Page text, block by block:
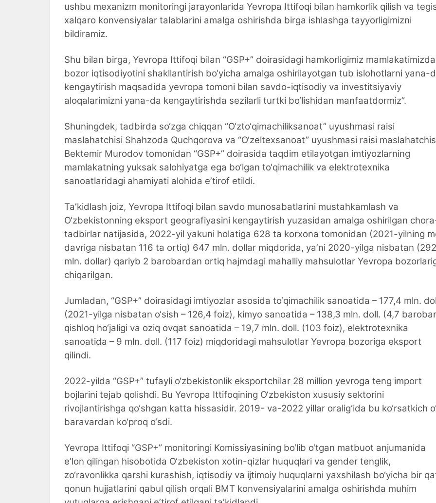
ushbu mexanizm monitoringi jarayonlarida Yevropa Ittifoqi bilan hamkorlik qilish va
xalqaro konvensiyalar talablarini amalga oshirishda birga ishlashga tayyorligimizni
bildiramiz.
Shu bilan birga, Yevropa Ittifoqi bilan “GSP+” doirasidagi hamkorligimiz mamlakatimizda
bozor iqtisodiyotini shakllantirish bo‘yicha amalga oshirilayotgan tub islohotlarni yana-
kengaytirish maqsadida yevropa tomoni bilan savdo-iqtisodiy va investitsiyaviy
aloqalarimizni yana-da kengaytirishda sezilarli turtki bo‘lishidan manfaatdormiz”.
Shuningdek, tadbirda so‘zga chiqqan “O‘zto‘qimachiliksanoat” uyushmasi raisi
maslahatchisi Shahzoda Quchqorova va “O‘zeltexsanoat” uyushmasi raisi
Bektemir Murodov tomonidan “GSP+” doirasida taqdim etilayotgan imtiyozlarning
mamlakatning yuksak salohiyatga ega bo‘lgan to‘qimachilik va elektrotexnika
sanoatlaridagi ahamiyati alohida eʼtirof etildi.
Taʼkidlash joiz, Yevropa Ittifoqi bilan savdo munosabatlarini mustahkamlash va
O‘zbekistonning eksport geografiyasini kengaytirish yuzasidan amalga oshirilgan
tadbirlar natijasida, 2022-yil yakuni holatiga 628 ta korxona tomonidan (2021-yilning
davriga nisbatan 116 ta ortiq) 647 mln. dollar miqdorida, yaʼni 2020-yilga nisbatan (292
mln. dollar) qariyb 2 barobardan ortiq hajmdagi mahalliy mahsulotlar Yevropa
chiqarilgan.
Jumladan, “GSP+” doirasidagi imtiyozlar asosida to‘qimachilik sanoatida – 177,4 mln.
(2021-yilga nisbatan o‘sish – 126,4 foiz), kimyo sanoatida – 138,3 mln. doll. (4,7
qishloq ho‘jaligi va oziq ovqat sanoatida – 19,7 mln. doll. (103 foiz), elektrotexnika
sanoatida – 9 mln. doll. (117 foiz) miqdoridagi mahsulotlar Yevropa bozoriga eksport
qilindi.
2022-yilda “GSP+” tufayli o‘zbekistonlik eksportchilar 28 million yevroga teng import
bojlarini tejab qolishdi. Bu Yevropa Ittifoqining O‘zbekiston xususiy sektorini
rivojlantirishga qo‘shgan katta hissasidir. 2019- va-2022 yillar oralig‘ida bu ko‘rsatkich
baravardan ko‘proq o‘sdi.
Yevropa Ittifoqi “GSP+” monitoringi Komissiyasining bo‘lib o‘tgan matbuot anjumanida
eʼlon qilingan hisobotida O‘zbekiston xotin-qizlar huquqlari va gender tenglik,
zo‘ravonlikka qarshi kurashish, iqtisodiy va ijtimoiy huquqlarni yaxshilash bo‘yicha bir
qonun hujjatlarini qabul qilish orqali BMT konvensiyalarini amalga oshirishda muhim